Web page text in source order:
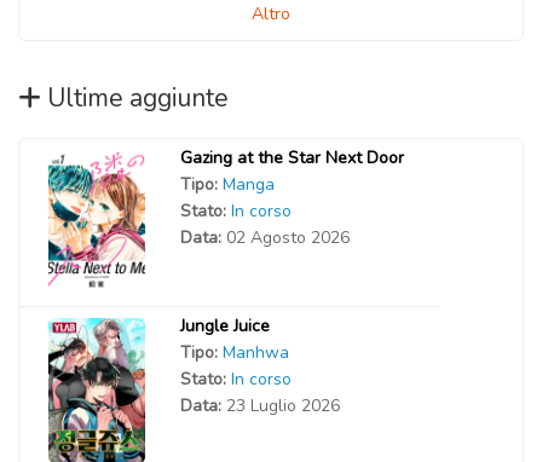
Altro
Ultime aggiunte
Gazing at the Star Next Door
Tipo: Manga
Stato: In corso
Data: 02 Agosto 2026
Jungle Juice
Tipo: Manhwa
Stato: In corso
Data: 23 Luglio 2026